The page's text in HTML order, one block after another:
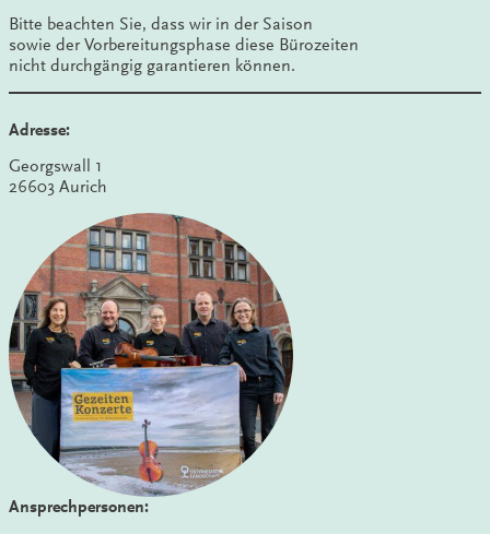
Bitte beachten Sie, dass wir in der Saison
sowie der Vorbereitungsphase diese Bürozeiten
nicht durchgängig garantieren können.
Adresse:
Georgswall 1
26603 Aurich
Ansprechpersonen: